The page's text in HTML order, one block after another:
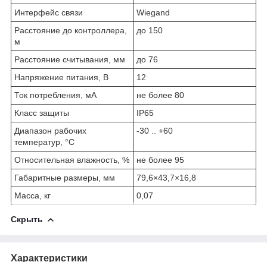
Интерфейс связи
Wiegand
Расстояние до контроллера,
м
до 150
Расстояние считывания, мм
до 76
Напряжение питания, В
12
Ток потребления, мА
не более 80
Класс защиты
IP65
Диапазон рабочих
температур, °C
-30 .. +60
Относительная влажность, %
не более 95
Габаритные размеры, мм
79,6×43,7×16,8
Масса, кг
0,07
Скрыть
Характеристики